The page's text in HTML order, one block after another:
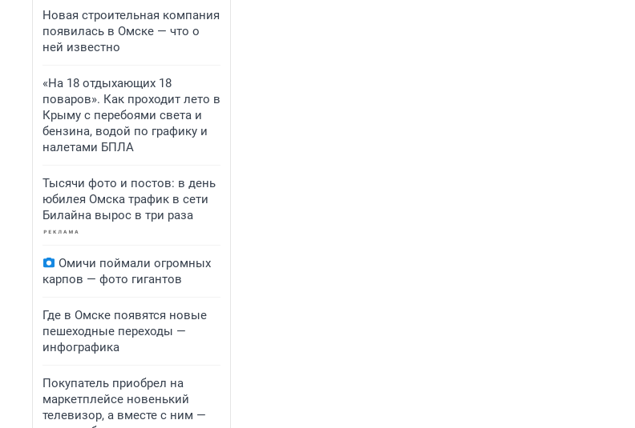
Новая строительная компания
появилась в Омске — что о
ней известно
«На 18 отдыхающих 18
поваров». Как проходит лето в
Крыму с перебоями света и
бензина, водой по графику и
налетами БПЛА
Тысячи фото и постов: в день
юбилея Омска трафик в сети
Билайна вырос в три раза
Омичи поймали огромных
карпов — фото гигантов
Где в Омске появятся новые
пешеходные переходы —
инфографика
Покупатель приобрел на
маркетплейсе новенький
телевизор, а вместе с ним —